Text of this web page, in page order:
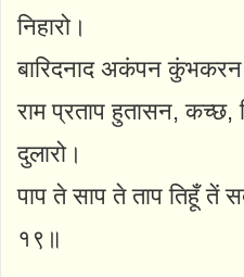
निहारो।
बारिदनाद अकंपन
राम प्रताप हुतासन, कच्छ,
दुलारो।
पाप ते साप ते ताप तिहूँ तें
१९॥